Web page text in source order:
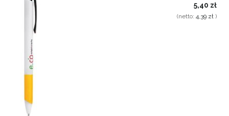
5,40 zł
(netto: 4,39 zł )